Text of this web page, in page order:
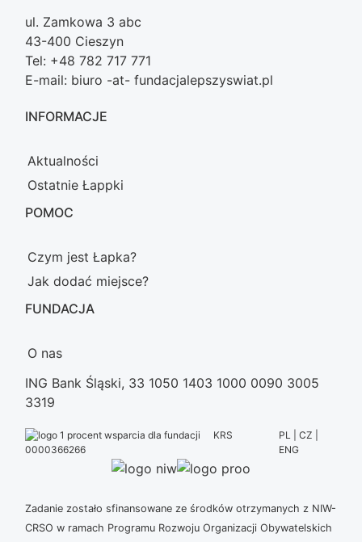
ul. Zamkowa 3 abc
43-400 Cieszyn
Tel: +48 782 717 771
E-mail: biuro -at- fundacjalepszyswiat.pl
INFORMACJE
Aktualności
Ostatnie Łappki
POMOC
Czym jest Łapka?
Jak dodać miejsce?
FUNDACJA
O nas
ING Bank Śląski, 33 1050 1403 1000 0090 3005
3319
KRS
0000366266
PL | CZ |
ENG
Zadanie zostało sfinansowane ze środków otrzymanych z NIW-
CRSO w ramach Programu Rozwoju Organizacji Obywatelskich